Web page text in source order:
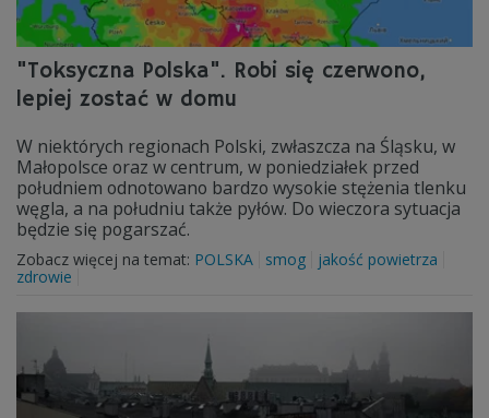
"Toksyczna Polska". Robi się czerwono,
lepiej zostać w domu
W niektórych regionach Polski, zwłaszcza na Śląsku, w
Małopolsce oraz w centrum, w poniedziałek przed
południem odnotowano bardzo wysokie stężenia tlenku
węgla, a na południu także pyłów. Do wieczora sytuacja
będzie się pogarszać.
Zobacz więcej na temat: POLSKA smog
jakość powietrza
zdrowie